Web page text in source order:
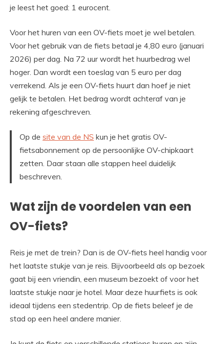
je leest het goed: 1 eurocent.
Voor het huren van een OV-fiets moet je wel betalen.
Voor het gebruik van de fiets betaal je 4,80 euro (januari
2026) per dag. Na 72 uur wordt het huurbedrag wel
hoger. Dan wordt een toeslag van 5 euro per dag
verrekend. Als je een OV-fiets huurt dan hoef je niet
gelijk te betalen. Het bedrag wordt achteraf van je
rekening afgeschreven.
Op de site van de NS kun je het gratis OV-
fietsabonnement op de persoonlijke OV-chipkaart
zetten. Daar staan alle stappen heel duidelijk
beschreven.
Wat zijn de voordelen van een
OV-fiets?
Reis je met de trein? Dan is de OV-fiets heel handig voor
het laatste stukje van je reis. Bijvoorbeeld als op bezoek
gaat bij een vriendin, een museum bezoekt of voor het
laatste stukje naar je hotel. Maar deze huurfiets is ook
ideaal tijdens een stedentrip. Op de fiets beleef je de
stad op een heel andere manier.